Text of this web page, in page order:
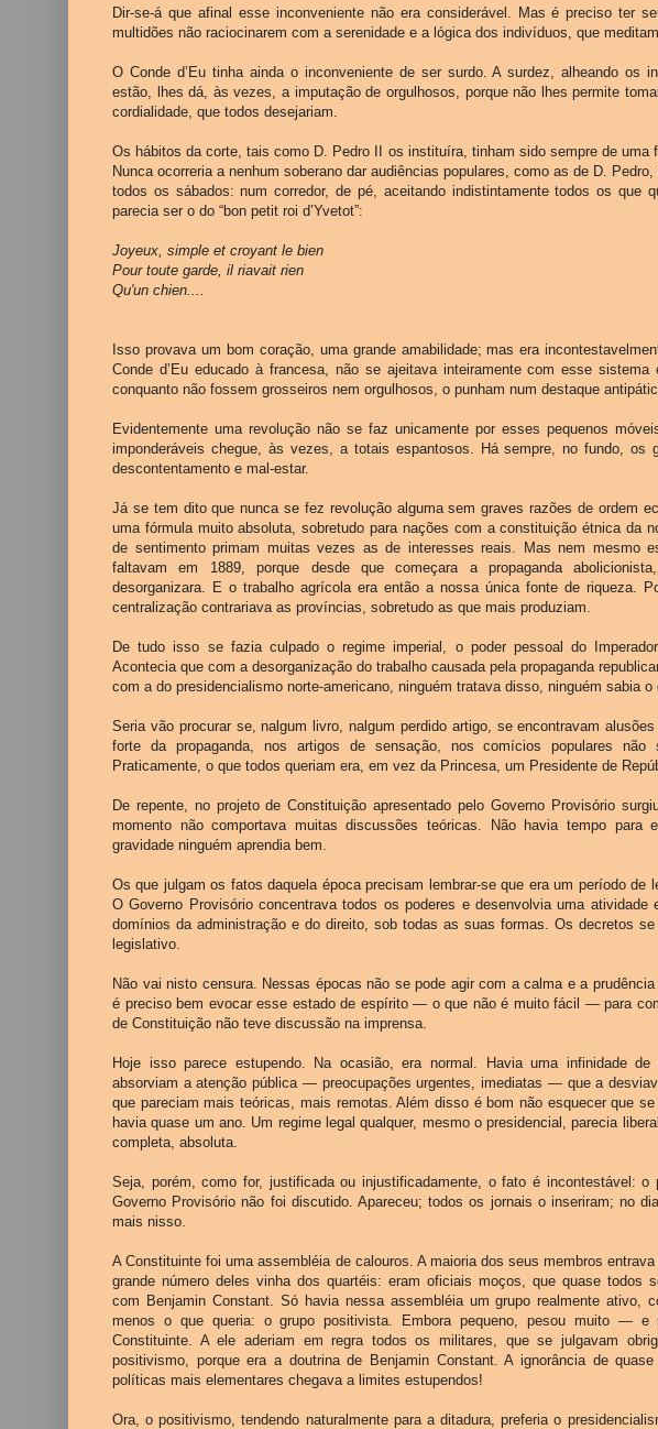
Dir-se-á que afinal esse inconveniente não era considerável. Mas é preciso ter
multidões não raciocinarem com a serenidade e a lógica dos indivíduos, que
O Conde d’Eu tinha ainda o inconveniente de ser surdo. A surdez, alheando os
estão, lhes dá, às vezes, a imputação de orgulhosos, porque não lhes permite
cordialidade, que todos desejariam.
Os hábitos da corte, tais como D. Pedro II os instituíra, tinham sido sempre de uma
Nunca ocorreria a nenhum soberano dar audiências populares, como as de D.
todos os sábados: num corredor, de pé, aceitando indistintamente todos os que
parecia ser o do “bon petit roi d’Yvetot”:
Joyeux, simple et croyant le bien
Pour toute garde, il riavait rien
Qu'un chien
Isso provava um bom coração, uma grande amabilidade; mas era
Conde d’Eu educado à francesa, não se ajeitava inteiramente com esse
conquanto não fossem grosseiros nem orgulhosos, o punham num destaque
Evidentemente uma revolução não se faz unicamente por esses pequenos
imponderáveis chegue, às vezes, a totais espantosos. Há sempre, no fundo, os
descontentamento e mal-estar.
Já se tem dito que nunca se fez revolução alguma sem graves razões de ordem
uma fórmula muito absoluta, sobretudo para nações com a constituição étnica da
de sentimento primam muitas vezes as de interesses reais. Mas nem mesmo
faltavam em 1889, porque desde que começara a propaganda
desorganizara. E o trabalho agrícola era então a nossa única fonte de riqueza.
centralização contrariava as províncias, sobretudo as que mais produziam.
De tudo isso se fazia culpado o regime imperial, o poder pessoal do
Acontecia que com a desorganização do trabalho causada pela propaganda
com a do presidencialismo norte-americano, ninguém tratava disso, ninguém sabia o
Seria vão procurar se, nalgum livro, nalgum perdido artigo, se encontravam
forte da propaganda, nos artigos de sensação, nos comícios populares
Praticamente, o que todos queriam era, em vez da Princesa, um Presidente de
De repente, no projeto de Constituição apresentado pelo Governo Provisório
momento não comportava muitas discussões teóricas. Não havia tempo para
gravidade ninguém aprendia bem.
Os que julgam os fatos daquela época precisam lembrar-se que era um período de
O Governo Provisório concentrava todos os poderes e desenvolvia uma atividade
domínios da administração e do direito, sob todas as suas formas. Os decretos
legislativo.
Não vai nisto censura. Nessas épocas não se pode agir com a calma e a
é preciso bem evocar esse estado de espírito — o que não é muito fácil — para
de Constituição não teve discussão na imprensa.
Hoje isso parece estupendo. Na ocasião, era normal. Havia uma infinidade de
absorviam a atenção pública — preocupações urgentes, imediatas — que a
que pareciam mais teóricas, mais remotas. Além disso é bom não esquecer que se
havia quase um ano. Um regime legal qualquer, mesmo o presidencial, parecia
completa, absoluta.
Seja, porém, como for, justificada ou injustificadamente, o fato é incontestável: o
Governo Provisório não foi discutido. Apareceu; todos os jornais o inseriram; no
mais nisso.
A Constituinte foi uma assembléia de calouros. A maioria dos seus membros
grande número deles vinha dos quartéis: eram oficiais moços, que quase todos
com Benjamin Constant. Só havia nessa assembléia um grupo realmente ativo,
menos o que queria: o grupo positivista. Embora pequeno, pesou muito —
Constituinte. A ele aderiam em regra todos os militares, que se julgavam
positivismo, porque era a doutrina de Benjamin Constant. A ignorância de
políticas mais elementares chegava a limites estupendos!
Ora, o positivismo, tendendo naturalmente para a ditadura, preferia o